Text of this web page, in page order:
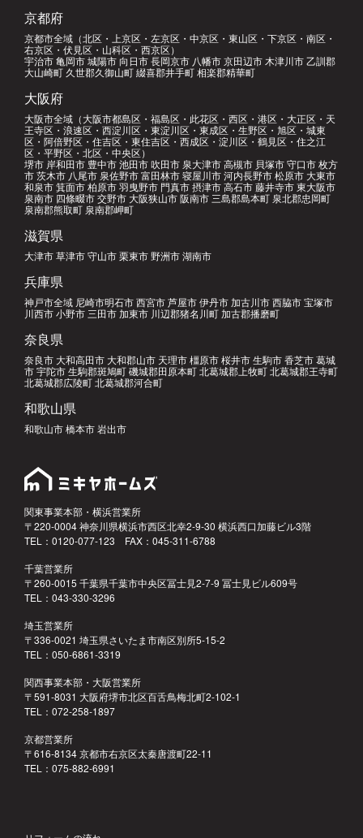
京都府
京都市全域（北区・上京区・左京区・中京区・東山区・下京区・南区・
右京区・伏見区・山科区・西京区）
宇治市 亀岡市 城陽市 向日市 長岡京市 八幡市 京田辺市 木津川市 乙訓郡
大山崎町 久世郡久御山町 綴喜郡井手町 相楽郡精華町
大阪府
大阪市全域（大阪市都島区・福島区・此花区・西区・港区・大正区・天
王寺区・浪速区・西淀川区・東淀川区・東成区・生野区・旭区・城東
区・阿倍野区・住吉区・東住吉区・西成区・淀川区・鶴見区・住之江
区・平野区・北区・中央区）
堺市 岸和田市 豊中市 池田市 吹田市 泉大津市 高槻市 貝塚市 守口市 枚方
市 茨木市 八尾市 泉佐野市 富田林市 寝屋川市 河内長野市 松原市 大東市
和泉市 箕面市 柏原市 羽曳野市 門真市 摂津市 高石市 藤井寺市 東大阪市
泉南市 四條畷市 交野市 大阪狭山市 阪南市 三島郡島本町 泉北郡忠岡町
泉南郡熊取町 泉南郡岬町
滋賀県
大津市 草津市 守山市 栗東市 野洲市 湖南市
兵庫県
神戸市全域 尼崎市明石市 西宮市 芦屋市 伊丹市 加古川市 西脇市 宝塚市
川西市 小野市 三田市 加東市 川辺郡猪名川町 加古郡播磨町
奈良県
奈良市 大和高田市 大和郡山市 天理市 橿原市 桜井市 生駒市 香芝市 葛城
市 宇陀市 生駒郡斑鳩町 磯城郡田原本町 北葛城郡上牧町 北葛城郡王寺町
北葛城郡広陵町 北葛城郡河合町
和歌山県
和歌山市 橋本市 岩出市
関東事業本部・横浜営業所
〒220-0004 神奈川県横浜市西区北幸2-9-30 横浜西口加藤ビル3階
TEL：0120-077-123 FAX：045-311-6788
千葉営業所
〒260-0015 千葉県千葉市中央区冨士見2-7-9 冨士見ビル609号
TEL：043-330-3296
埼玉営業所
〒336-0021 埼玉県さいたま市南区別所5-15-2
TEL：050-6861-3319
関西事業本部・大阪営業所
〒591-8031 大阪府堺市北区百舌鳥梅北町2-102-1
TEL：072-258-1897
京都営業所
〒616-8134 京都市右京区太秦唐渡町22-11
TEL：075-882-6991